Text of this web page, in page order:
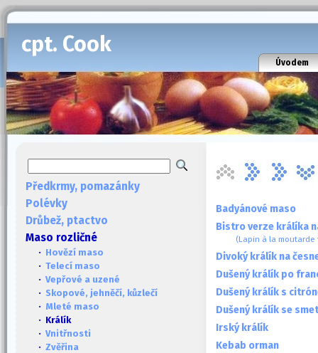
cpt. Cook
Úvodem
Předkrmy, pomazánky
Polévky
Drůbež, ptactvo
Maso rozličné
· Hovězí maso
· Telecí maso
· Vepřové a uzené
· Skopové, jehněčí, kůzlečí
· Mleté maso
· Králík
· Vnitřnosti
· Zvěřina
Badyánové maso
Bistro verze králíka
(Lapin à la
Divoký králík na
Dušený králík po
Dušený králík s
Dušený králík se
Irský králík
Kebab orman